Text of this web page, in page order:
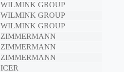
WILMINK GROUP
WILMINK GROUP
WILMINK GROUP
ZIMMERMANN
ZIMMERMANN
ZIMMERMANN
ICER